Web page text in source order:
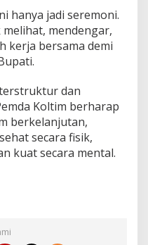
hanya jadi seremoni.
mendengar,
kerja bersama demi
dan
Koltim berharap
berkelanjutan,
secara fisik,
kuat secara mental.